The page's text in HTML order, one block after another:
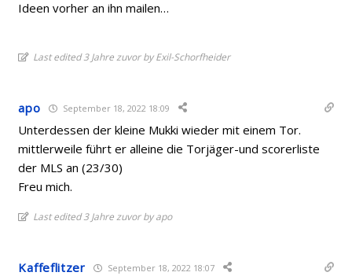
Ideen vorher an ihn mailen…
Last edited 3 Jahre zuvor by Exil-Schorfheider
apo September 18, 2022 18:09
Unterdessen der kleine Mukki wieder mit einem Tor.
mittlerweile führt er alleine die Torjäger-und scorerliste
der MLS an (23/30)
Freu mich.
Last edited 3 Jahre zuvor by apo
Kaffeflitzer September 18, 2022 18:07